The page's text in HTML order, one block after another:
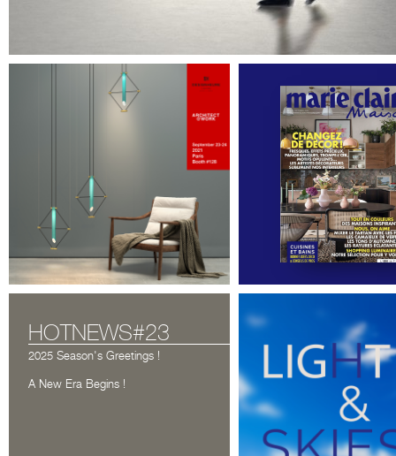
Architect@Work Paris
HOTNEWS#23
2025 Season's Greetings !
A New Era Begins !
TOUTES LES
PARKING, PROGRAMME)